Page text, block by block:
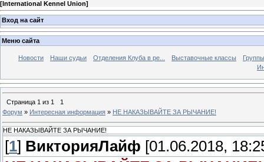
[International Kennel Union]
Вход на сайт
Меню сайта
Новости Наши судьи Отделения Клуба в ре... Выставочные классы
Страница 1 из 1
1
Форум » Интересная информация » НЕ НАКАЗЫВАЙТЕ ЗА РЫЧАНИЕ!
НЕ НАКАЗЫВАЙТЕ ЗА РЫЧАНИЕ!
[1] ВикторияЛайф [01.06.2018,